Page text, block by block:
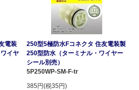
電装
イヤ
250型5極防水Fコネクタ 住友電装製
250型防水（ターミナル・ワイヤー
シール別売）
5P250WP-SM-F-tr
385円(税35円)